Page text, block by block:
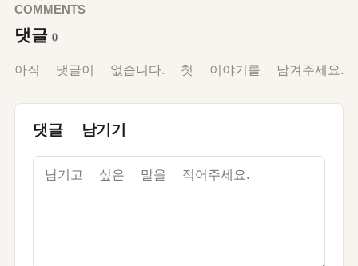
COMMENTS
댓글 0
아직 댓글이 없습니다. 첫 이야기를 남겨주세요.
댓글 남기기